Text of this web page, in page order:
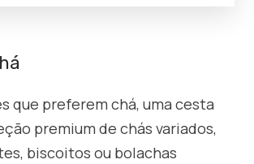
que preferem chá, uma cesta
premium de chás variados,
biscoitos ou bolachas